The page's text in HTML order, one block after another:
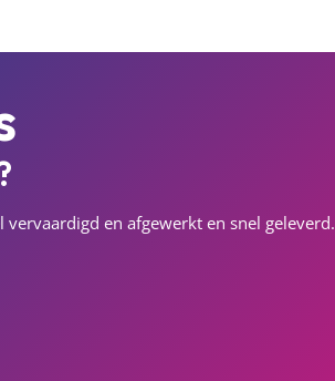
en afgewerkt en snel geleverd.